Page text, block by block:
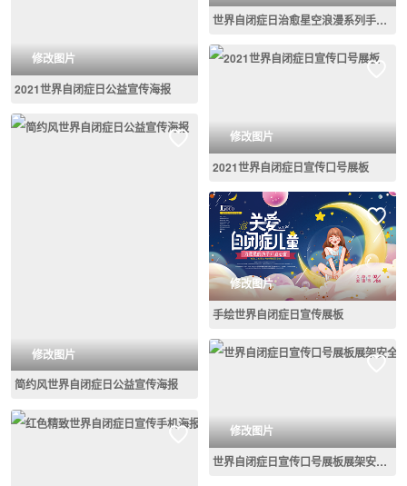
修改图片
2021世界自闭症日公益宣传海报
修改图片
简约风世界自闭症日公益宣传海报
世界自闭症日治愈星空浪漫系列手机海报
修改图片
2021世界自闭症日宣传口号展板
修改图片
手绘世界自闭症日宣传展板
修改图片
世界自闭症日宣传口号展板展架安全公益